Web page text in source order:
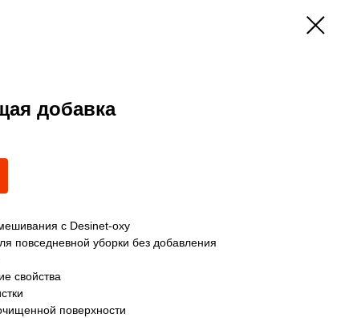
добавка
с Desinet-oxy
повседневной уборки без добавления
свойства
поверхности